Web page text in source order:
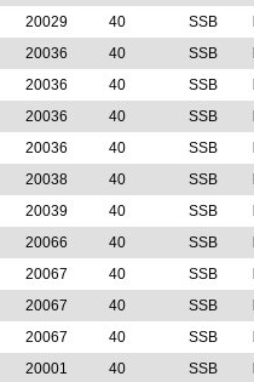
20029 40 SSB
20036 40 SSB
20036 40 SSB
20036 40 SSB
20036 40 SSB
20038 40 SSB
20039 40 SSB
20066 40 SSB
20067 40 SSB
20067 40 SSB
20067 40 SSB
20001 40 SSB